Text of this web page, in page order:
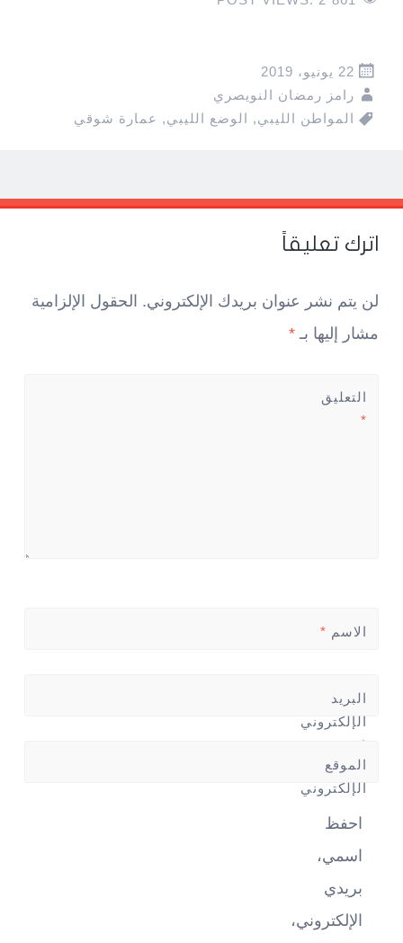
22 يونيو، 2019
رامز رمضان النويصري
المواطن الليبي, الوضع الليبي, عمارة شوقي
Post
navigation
←
→
اترك تعليقاً
لن يتم نشر عنوان بريدك الإلكتروني. الحقول الإلزامية
مشار إليها بـ *
التعليق
*
الاسم *
البريد
الإلكتروني
*
الموقع
الإلكتروني
احفظ
اسمي،
بريدي
الإلكتروني،